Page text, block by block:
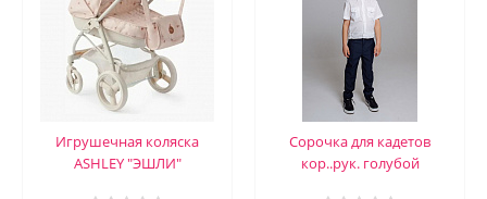
Игрушечная коляска
ASHLEY "ЭШЛИ"
Сорочка для кадетов
кор..рук. голубой